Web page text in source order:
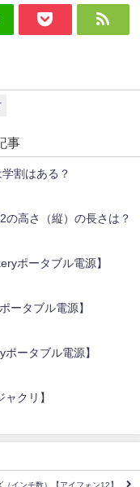
事
割はある？
高さ（縦）の長さは？
ポータブル電源】
ータブル電源】
ータブル電源】
クリ】
インチ数）【アイフォン12】